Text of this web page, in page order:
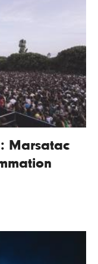
Marsatac